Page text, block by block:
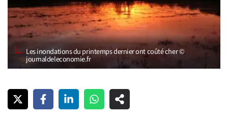
Les inondations du printemps dernier ont coûté cher ©
journaldeleconomie.fr